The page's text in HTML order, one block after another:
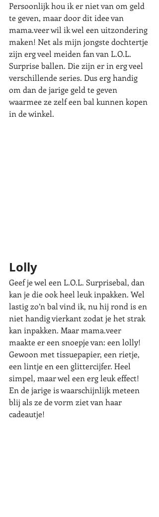
Persoonlijk hou ik er niet van om geld
te geven, maar door dit idee van
mama.veer wil ik wel een uitzondering
maken! Net als mijn jongste dochtertje
zijn erg veel meiden fan van L.O.L.
Surprise ballen. Die zijn er in erg veel
verschillende series. Dus erg handig
om dan de jarige geld te geven
waarmee ze zelf een bal kunnen kopen
in de winkel.
Lolly
Geef je wel een L.O.L. Surprisebal, dan
kan je die ook heel leuk inpakken. Wel
lastig zo’n bal vind ik, nu hij rond is en
niet handig vierkant zodat je het strak
kan inpakken. Maar mama.veer
maakte er een snoepje van: een lolly!
Gewoon met tissuepapier, een rietje,
een lintje en een glittercijfer. Heel
simpel, maar wel een erg leuk effect!
En de jarige is waarschijnlijk meteen
blij als ze de vorm ziet van haar
cadeautje!